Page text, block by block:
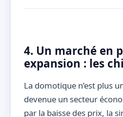
4. Un marché en
expansion : les
La domotique n’est plus
devenue un secteur
par la baisse des prix, la